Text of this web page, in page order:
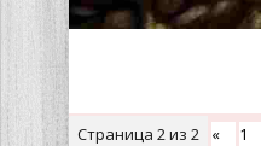
Страница 2из 2 « 1